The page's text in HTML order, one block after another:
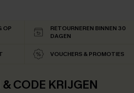
OP
RETOURNEREN BINNEN 30
DAGEN
VOUCHERS & PROMOTIES
CODE KRIJGEN